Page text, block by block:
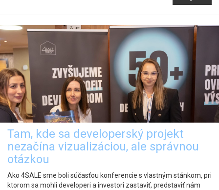
Tam, kde sa developerský projekt
nezačína vizualizáciou, ale správnou
otázkou
Ako 4SALE sme boli súčasťou konferencie s vlastným stánkom, pri
ktorom sa mohli developeri a investori zastaviť, predstaviť nám